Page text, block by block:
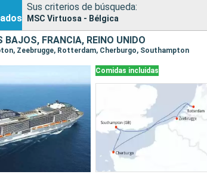
Sus criterios de búsqueda:
MSC Virtuosa - Bélgica
BAJOS, FRANCIA, REINO UNIDO
Zeebrugge, Rotterdam, Cherburgo, Southampton
Comidas incluidas